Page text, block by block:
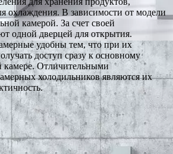
охлаждения. В зависимости от модели
камерой. За счет своей
одной дверцей для открытия.
удобны тем, что при их
доступ сразу к основному
камере. Отличительными
холодильников являются их